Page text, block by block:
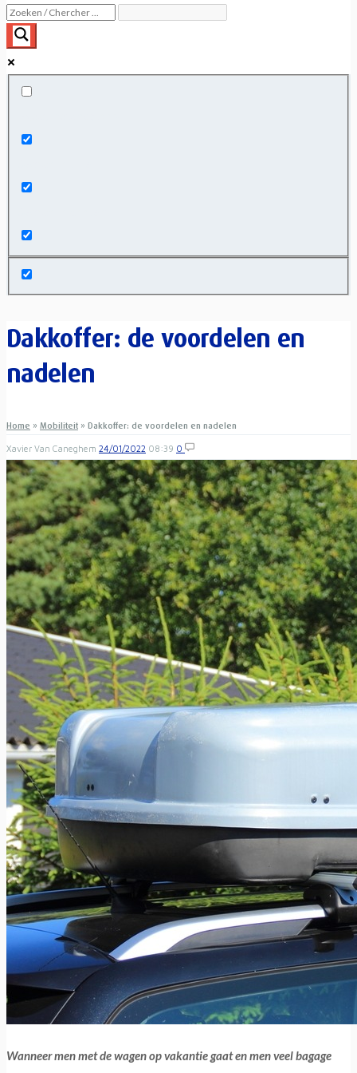
Dakkoffer: de voordelen en
nadelen
Home » Mobiliteit » Dakkoffer: de voordelen en nadelen
Xavier Van Caneghem 24/01/2022 08:39 0
Wanneer men met de wagen op vakantie gaat en men veel bagage